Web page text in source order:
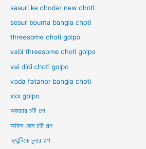
sasuri ke chodar new choti
sosur bouma bangla choti
threesome choti golpo
vabi threesome choti golpo
vai didi choti golpo
voda fatanor bangla choti
xxx golpo
অজাচার চটি গল্প
অফিস সেক্স চটি গল্প
অ্যান্টিকে চুদার গল্প